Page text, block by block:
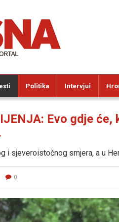
Politika Intervjui
Evo gdje
i sjeveroistočnog smjera, a u
0